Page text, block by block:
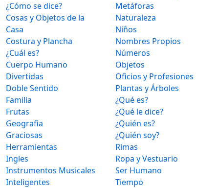
¿Cómo se dice?
Cosas y Objetos de la
Casa
Costura y Plancha
¿Cuál es?
Cuerpo Humano
Divertidas
Doble Sentido
Familia
Frutas
Geografia
Graciosas
Herramientas
Ingles
Instrumentos Musicales
Inteligentes
Metáforas
Naturaleza
Niños
Nombres Propios
Números
Objetos
Oficios y Profesiones
Plantas y Árboles
¿Qué es?
¿Qué le dice?
¿Quién es?
¿Quién soy?
Rimas
Ropa y Vestuario
Ser Humano
Tiempo